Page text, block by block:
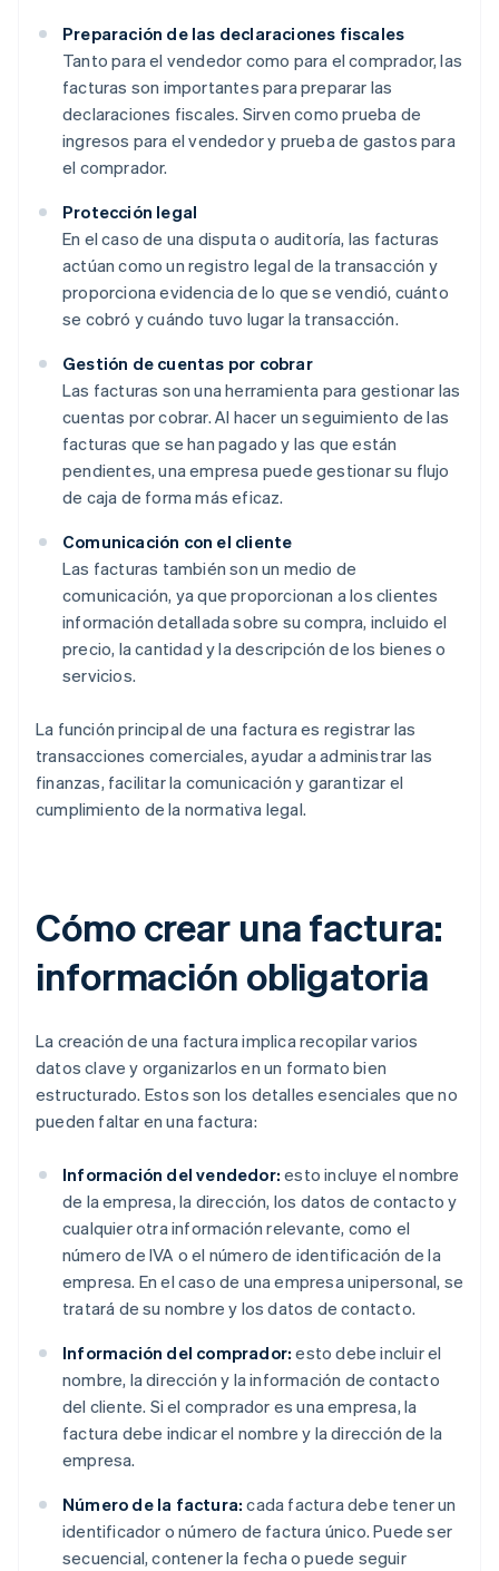
Preparación de las declaraciones fiscales
Tanto para el vendedor como para el comprador, las
facturas son importantes para preparar las
declaraciones fiscales. Sirven como prueba de
ingresos para el vendedor y prueba de gastos para
el comprador.
Protección legal
En el caso de una disputa o auditoría, las facturas
actúan como un registro legal de la transacción y
proporciona evidencia de lo que se vendió, cuánto
se cobró y cuándo tuvo lugar la transacción.
Gestión de cuentas por cobrar
Las facturas son una herramienta para gestionar las
cuentas por cobrar. Al hacer un seguimiento de las
facturas que se han pagado y las que están
pendientes, una empresa puede gestionar su flujo
de caja de forma más eficaz.
Comunicación con el cliente
Las facturas también son un medio de
comunicación, ya que proporcionan a los clientes
información detallada sobre su compra, incluido el
precio, la cantidad y la descripción de los bienes o
servicios.
La función principal de una factura es registrar las
transacciones comerciales, ayudar a administrar las
finanzas, facilitar la comunicación y garantizar el
cumplimiento de la normativa legal.
Cómo crear una factura:
información obligatoria
La creación de una factura implica recopilar varios
datos clave y organizarlos en un formato bien
estructurado. Estos son los detalles esenciales que no
pueden faltar en una factura:
Información del vendedor: esto incluye el nombre
de la empresa, la dirección, los datos de contacto y
cualquier otra información relevante, como el
número de IVA o el número de identificación de la
empresa. En el caso de una empresa unipersonal, se
tratará de su nombre y los datos de contacto.
Información del comprador: esto debe incluir el
nombre, la dirección y la información de contacto
del cliente. Si el comprador es una empresa, la
factura debe indicar el nombre y la dirección de la
empresa.
Número de la factura: cada factura debe tener un
identificador o número de factura único. Puede ser
secuencial, contener la fecha o puede seguir